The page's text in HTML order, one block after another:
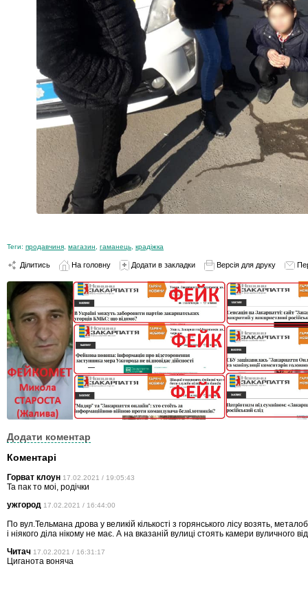
Теги: продавчиня магазин гаманець крадіжка
Ділитись На головну Додати в закладки Версія для друку
Додати коментар
Коментарі
Горват клоун 17.02.2021 / 19:05:43
Та пак то моі, родічки
ужгород 17.02.2021 / 16:44:00
По вул.Тельмана дрова у великій кількості з горянського лісу возять,
і ніякого діла нікому не має. А на вказаній вулиці стоять камери вуличного
Читач 17.02.2021 / 16:31:17
Циганота воняча